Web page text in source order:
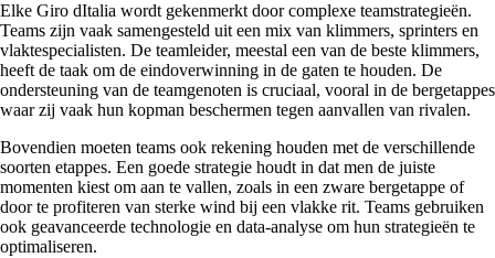
Elke Giro dItalia wordt gekenmerkt door complexe teamstrategieën.
Teams zijn vaak samengesteld uit een mix van klimmers, sprinters en
vlaktespecialisten. De teamleider, meestal een van de beste klimmers,
heeft de taak om de eindoverwinning in de gaten te houden. De
ondersteuning van de teamgenoten is cruciaal, vooral in de bergetappes
waar zij vaak hun kopman beschermen tegen aanvallen van rivalen.
Bovendien moeten teams ook rekening houden met de verschillende
soorten etappes. Een goede strategie houdt in dat men de juiste
momenten kiest om aan te vallen, zoals in een zware bergetappe of
door te profiteren van sterke wind bij een vlakke rit. Teams gebruiken
ook geavanceerde technologie en data-analyse om hun strategieën te
optimaliseren.